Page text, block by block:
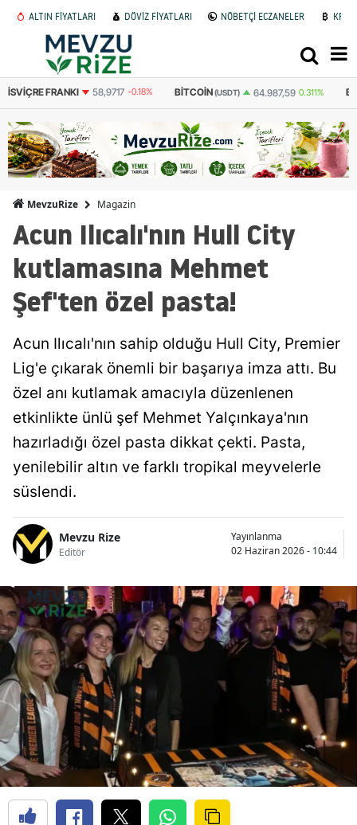
ALTIN FİYATLARI DÖVİZ FİYATLARI NÖBETÇİ ECZANELER
BITCOIN(USDT) 64.987,59 0.311% BITCOIN(TL) 3.094.861 0.341%
MevzuRize Magazin
Acun Ilıcalı'nın Hull City
kutlamasına Mehmet
Şef'ten özel pasta!
Acun Ilıcalı'nın sahip olduğu Hull City, Premier
Lig'e çıkarak önemli bir başarıya imza attı. Bu
özel anı kutlamak amacıyla düzenlenen
etkinlikte ünlü şef Mehmet Yalçınkaya'nın
hazırladığı özel pasta dikkat çekti. Pasta,
yenilebilir altın ve farklı tropikal meyvelerle
süslendi.
Mevzu Rize
Editör
Yayınlanma
02 Haziran 2026 - 10:44